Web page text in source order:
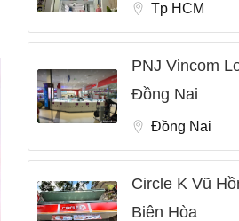
Tp HCM
PNJ Vincom
Đồng Nai
Đồng Nai
Circle K Vũ
Biên Hòa